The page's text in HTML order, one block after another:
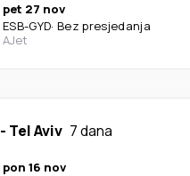
pet 27 nov
ESB-GYD· Bez presjedanja
AJet
- Tel Aviv 7 dana
pon 16 nov